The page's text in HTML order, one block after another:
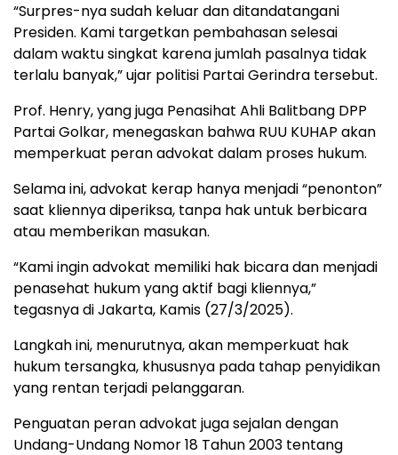
“Surpres-nya sudah keluar dan ditandatangani
Presiden. Kami targetkan pembahasan selesai
dalam waktu singkat karena jumlah pasalnya tidak
terlalu banyak,” ujar politisi Partai Gerindra tersebut.
Prof. Henry, yang juga Penasihat Ahli Balitbang DPP
Partai Golkar, menegaskan bahwa RUU KUHAP akan
memperkuat peran advokat dalam proses hukum.
Selama ini, advokat kerap hanya menjadi “penonton”
saat kliennya diperiksa, tanpa hak untuk berbicara
atau memberikan masukan.
“Kami ingin advokat memiliki hak bicara dan menjadi
penasehat hukum yang aktif bagi kliennya,”
tegasnya di Jakarta, Kamis (27/3/2025).
Langkah ini, menurutnya, akan memperkuat hak
hukum tersangka, khususnya pada tahap penyidikan
yang rentan terjadi pelanggaran.
Penguatan peran advokat juga sejalan dengan
Undang-Undang Nomor 18 Tahun 2003 tentang